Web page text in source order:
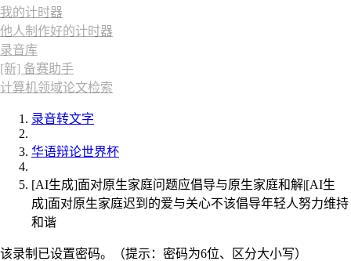
我的计时器
他人制作好的计时器
录音库
[新] 备赛助手
计算机领域论文检索
录音转文字
华语辩论世界杯
[AI生成]面对原生家庭问题应倡导与原生家庭和解|[AI生
成]面对原生家庭迟到的爱与关心不该倡导年轻人努力维持
和谐
该录制已设置密码。（提示：密码为6位、区分大小写）